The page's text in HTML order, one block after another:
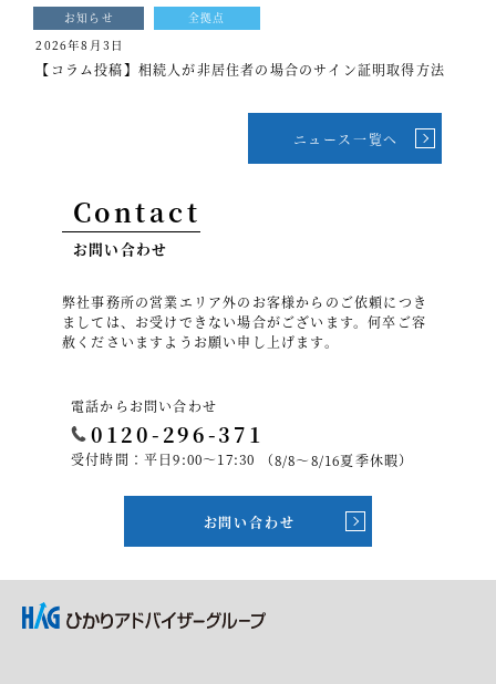
Twitter
Facebook
お知らせ 全拠点
2026年8月3日
【コラム投稿】相続人が非居住者の場合のサイン証明取得方法
ニュース一覧へ
Contact
お問い合わせ
弊社事務所の営業エリア外のお客様からのご依頼につき
ましては、お受けできない場合がございます。何卒ご容
赦くださいますようお願い申し上げます。
電話からお問い合わせ
0120-296-371
受付時間：平日9:00～17:30 （8/8～8/16夏季休暇）
お問い合わせ